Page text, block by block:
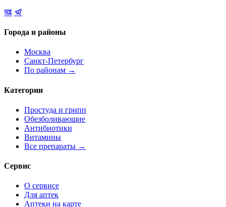
Города и районы
Москва
Санкт-Петербург
По районам →
Категории
Простуда и грипп
Обезболивающие
Антибиотики
Витамины
Все препараты →
Сервис
О сервисе
Для аптек
Аптеки на карте